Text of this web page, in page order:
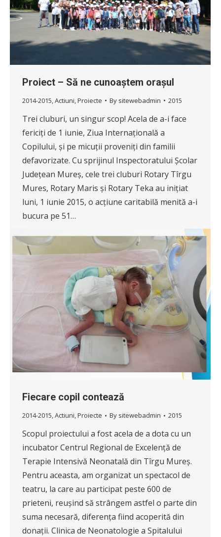
Proiect – Să ne cunoaștem orașul
2014-2015,Actiuni,Proiecte By sitewebadmin 2015
Trei cluburi, un singur scop! Acela de a-i face
fericiți de 1 iunie, Ziua Internațională a
Copilului, și pe micuții proveniți din familii
defavorizate. Cu sprijinul Inspectoratului Școlar
Județean Mureș, cele trei cluburi Rotary Tîrgu
Mures, Rotary Maris și Rotary Teka au inițiat
luni, 1 iunie 2015, o acțiune caritabilă menită a-i
bucura pe 51…
Fiecare copil contează
2014-2015,Actiuni,Proiecte By sitewebadmin 2015
Scopul proiectului a fost acela de a dota cu un
incubator Centrul Regional de Excelență de
Terapie Intensivă Neonatală din Tîrgu Mureș.
Pentru aceasta, am organizat un spectacol de
teatru, la care au participat peste 600 de
prieteni, reușind să strângem astfel o parte din
suma necesară, diferența fiind acoperită din
donații. Clinica de Neonatologie a Spitalului